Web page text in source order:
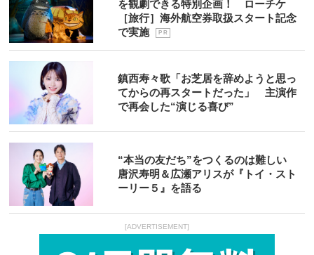
を観劇できる特別企画！ ローチケ
［旅行］海外航空券取扱スタート記念
で実施
P R
鎮西寿々歌「お芝居を辞めようと思っ
てからの再スタートだった」 主演作
で再会した“演じる喜び”
“本当の友だち”をつくるのは難しい
唐沢寿明＆広瀬アリスが『トイ・スト
ーリー５』を語る
[ADVERTISEMENT]